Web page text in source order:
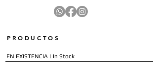
PRODUCTOS
EN EXISTENCIA | In Stock